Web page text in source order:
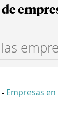
- Empresas en